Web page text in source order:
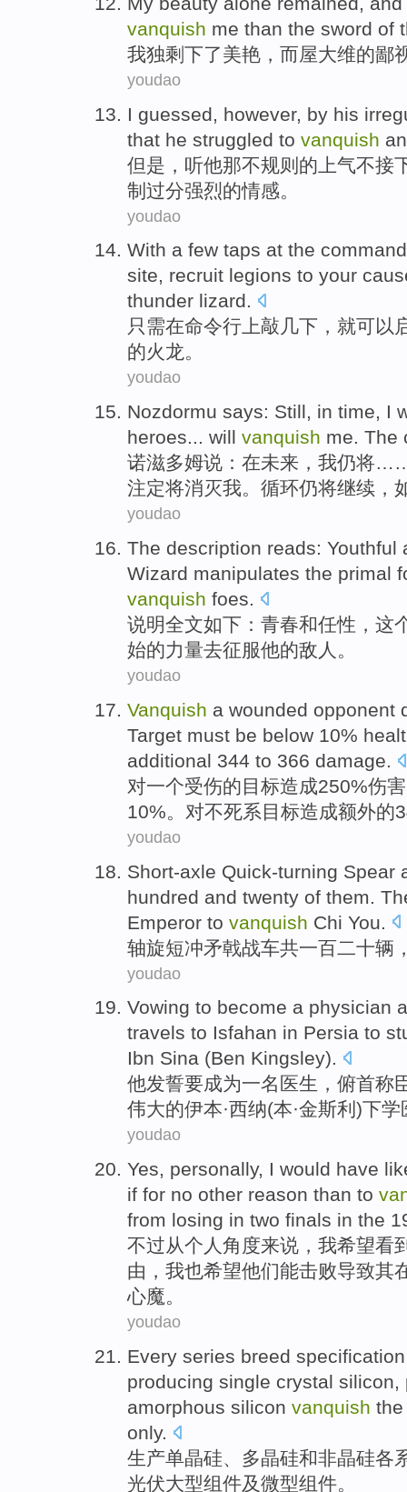
vanquish me than the sword of
我独剩下了美艳， 而屋大维的鄙
youdao
I guessed however, by his
that he struggled to vanquish
但是 ，听他那不规则 的 上气不接
制 过分强烈的情感。
youdao
With a few taps at the command
site, recruit legions to your
thunder lizard.
只需在命令行 上敲 几下， 就可以
的火龙。
youdao
Nozdormu says: Still, in time, I
heroes... will vanquish me. The
诺滋多姆说 ： 在未来 ， 我仍将
注定将消灭我。 循环仍将继续，
youdao
The description reads: Youthful
Wizard manipulates the primal
vanquish foes.
说明全文如下 ： 青春和任性 ， 这
始的力量去征服他的敌人。
youdao
Vanquish a wounded opponent
Target must be below 10%
additional 344 to 366 damage.
对一个受伤的目标造成250%伤害
10%。对不死系目标造成额外的
youdao
Short-axle Quick-turning Spear
hundred and twenty of them.
Emperor to vanquish Chi You.
轴旋短冲矛戟战车共一百二十辆
youdao
Vowing to become a physician
travels to Isfahan in Persia to
Ibn Sina (Ben Kingsley).
他发誓要成为一名医生 ， 俯首称
伟大的伊本·西纳(本·金斯利)下学
youdao
Yes, personally, I would have
if for no other reason than to
from losing in two finals in the
不过从个人 角度来说，我希望看
由 ， 我也希望他们能击败导致其
心魔。
youdao
Every series breed specification
producing single crystal silicon,
amorphous silicon vanquish the
only.
生产单晶硅、 多晶硅和非晶硅各
光伏大型组件及微型组件。